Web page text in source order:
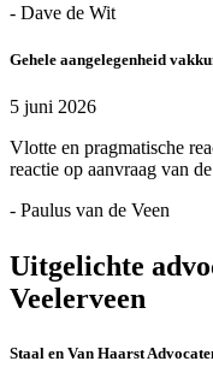
- Dave de Wit
Gehele aangelegenheid
5 juni 2026
Vlotte en pragmatische
reactie op aanvraag van
- Paulus van de Veen
Uitgelichte
Veelerveen
Staal en Van Haarst